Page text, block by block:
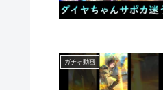
ガチャ動画